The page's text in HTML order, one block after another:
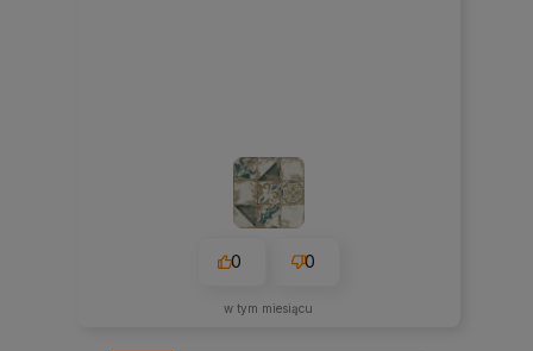
0 0
w tym miesiącu